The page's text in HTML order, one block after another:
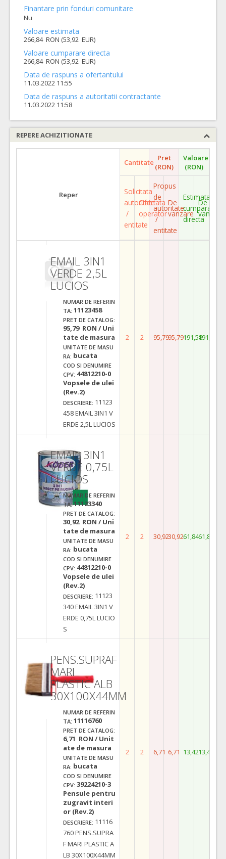
Finantare prin fonduri comunitare
Nu
Valoare estimata
266,84 RON (53,92 EUR)
Valoare cumparare directa
266,84 RON (53,92 EUR)
Data de raspuns a ofertantului
11.03.2022 11:55
Data de raspuns a autoritatii contractante
11.03.2022 11:58
REPERE ACHIZITIONATE
Reper
Cantitate Pret
(RON)
Valoare
(RON)
Solicitata
autoritate
/
entitate
Ofertata
operator
Propus
de
autoritate
/
entitate
De
vanzare
Estimata
cumparare
directa
De
vanzare
EMAIL 3IN1
VERDE 2,5L
LUCIOS
NUMAR DE REFERIN
TA: 11123458
PRET DE CATALOG:
95,79 RON / Uni
tate de masura
UNITATE DE MASU
RA: bucata
COD SI DENUMIRE
CPV: 44812210-0
Vopsele de ulei
(Rev.2)
DESCRIERE: 11123
458 EMAIL 3IN1 V
ERDE 2,5L LUCIOS
2 2 95,7995,79191,58191,58
EMAIL 3IN1
VERDE 0,75L
LUCIOS
NUMAR DE REFERIN
TA: 11123340
PRET DE CATALOG:
30,92 RON / Uni
tate de masura
UNITATE DE MASU
RA: bucata
COD SI DENUMIRE
CPV: 44812210-0
Vopsele de ulei
(Rev.2)
DESCRIERE: 11123
340 EMAIL 3IN1 V
ERDE 0,75L LUCIO
S
2 2 30,9230,9261,8461,84
PENS.SUPRAF
MARI
PLASTIC ALB
30X100X44MM
NUMAR DE REFERIN
TA: 11116760
PRET DE CATALOG:
6,71 RON / Unit
ate de masura
UNITATE DE MASU
RA: bucata
COD SI DENUMIRE
CPV: 39224210-3
Pensule pentru
zugravit interi
or (Rev.2)
DESCRIERE: 11116
760 PENS.SUPRA
F MARI PLASTIC A
LB 30X100X44MM
2 2 6,71 6,71 13,4213,42